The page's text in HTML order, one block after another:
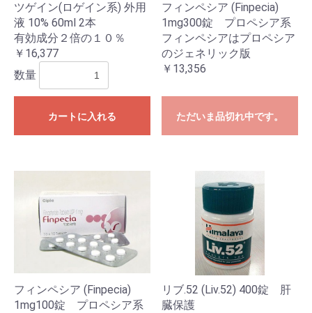
ツゲイン(ロゲイン系) 外用
液 10% 60ml 2本
有効成分２倍の１０％
￥16,377
数量
カートに入れる
フィンペシア (Finpecia)
1mg300錠 プロペシア系
フィンペシアはプロペシア
のジェネリック版
￥13,356
ただいま品切れ中です。
フィンペシア (Finpecia)
1mg100錠 プロペシア系
リブ.52 (Liv.52) 400錠 肝
臓保護